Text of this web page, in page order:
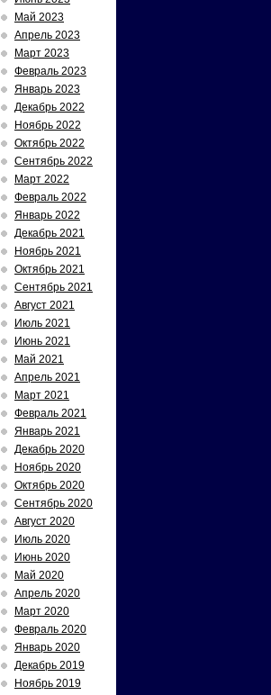
Май 2023
Апрель 2023
Март 2023
Февраль 2023
Январь 2023
Декабрь 2022
Ноябрь 2022
Октябрь 2022
Сентябрь 2022
Март 2022
Февраль 2022
Январь 2022
Декабрь 2021
Ноябрь 2021
Октябрь 2021
Сентябрь 2021
Август 2021
Июль 2021
Июнь 2021
Май 2021
Апрель 2021
Март 2021
Февраль 2021
Январь 2021
Декабрь 2020
Ноябрь 2020
Октябрь 2020
Сентябрь 2020
Август 2020
Июль 2020
Июнь 2020
Май 2020
Апрель 2020
Март 2020
Февраль 2020
Январь 2020
Декабрь 2019
Ноябрь 2019